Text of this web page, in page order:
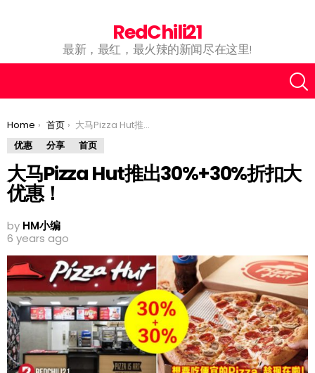
RedChili21
最新，最红，最火辣的新闻尽在这里!
You are here:
Home 首页
大马Pizza Hut推出30%+30%折扣大优惠！
优惠
分享 首页
大马Pizza Hut推出30%+30%折扣大
优惠！
by HM小编
6 years ago